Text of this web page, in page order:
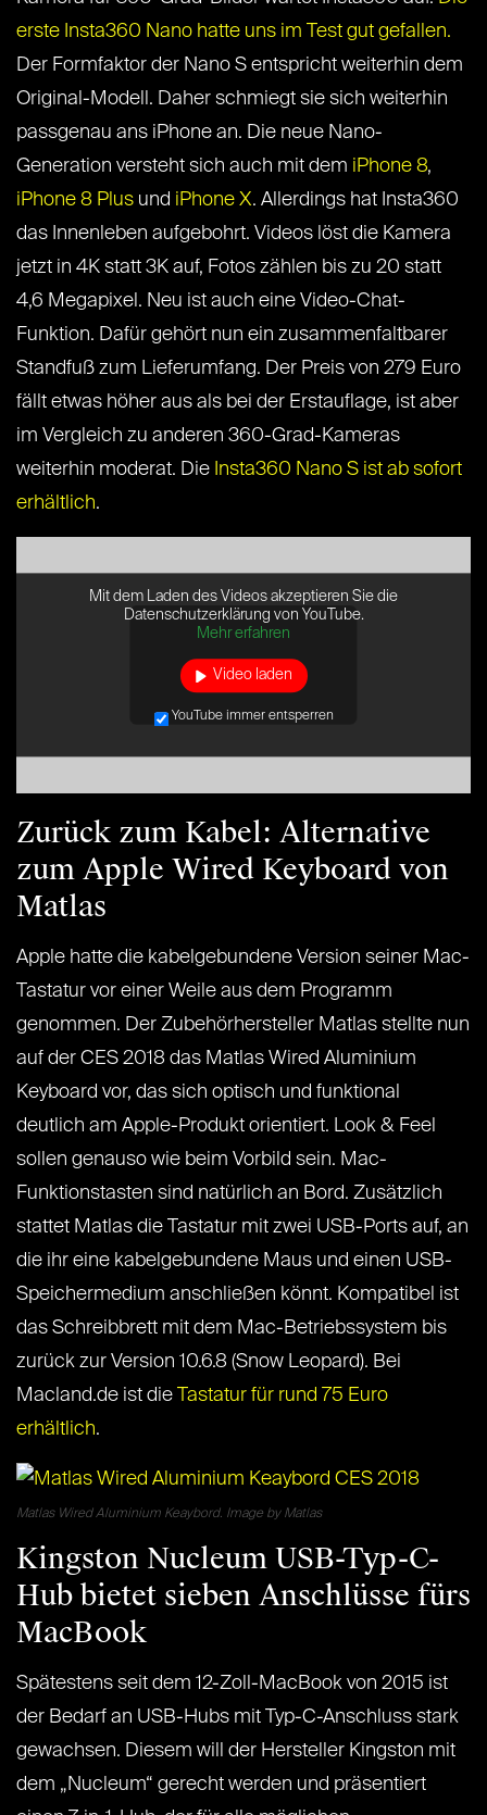
erste Insta360 Nano hatte uns im Test gut gefallen.
Der Formfaktor der Nano S entspricht weiterhin dem
Original-Modell. Daher schmiegt sie sich weiterhin
passgenau ans iPhone an. Die neue Nano-
Generation versteht sich auch mit dem iPhone 8,
iPhone 8 Plus und iPhone X. Allerdings hat Insta360
das Innenleben aufgebohrt. Videos löst die Kamera
jetzt in 4K statt 3K auf, Fotos zählen bis zu 20 statt
4,6 Megapixel. Neu ist auch eine Video-Chat-
Funktion. Dafür gehört nun ein zusammenfaltbarer
Standfuß zum Lieferumfang. Der Preis von 279 Euro
fällt etwas höher aus als bei der Erstauflage, ist aber
im Vergleich zu anderen 360-Grad-Kameras
weiterhin moderat. Die Insta360 Nano S ist ab sofort
erhältlich.
Mit dem Laden des Videos akzeptieren Sie die
Datenschutzerklärung von YouTube.
Mehr erfahren
Video laden
YouTube immer entsperren
Zurück zum Kabel: Alternative
zum Apple Wired Keyboard von
Matlas
Apple hatte die kabelgebundene Version seiner Mac-
Tastatur vor einer Weile aus dem Programm
genommen. Der Zubehörhersteller Matlas stellte nun
auf der CES 2018 das Matlas Wired Aluminium
Keyboard vor, das sich optisch und funktional
deutlich am Apple-Produkt orientiert. Look & Feel
sollen genauso wie beim Vorbild sein. Mac-
Funktionstasten sind natürlich an Bord. Zusätzlich
stattet Matlas die Tastatur mit zwei USB-Ports auf, an
die ihr eine kabelgebundene Maus und einen USB-
Speichermedium anschließen könnt. Kompatibel ist
das Schreibbrett mit dem Mac-Betriebssystem bis
zurück zur Version 10.6.8 (Snow Leopard). Bei
Macland.de ist die Tastatur für rund 75 Euro
erhältlich.
Matlas Wired Aluminium Keaybord. Image by Matlas
Kingston Nucleum USB-Typ-C-
Hub bietet sieben Anschlüsse fürs
MacBook
Spätestens seit dem 12-Zoll-MacBook von 2015 ist
der Bedarf an USB-Hubs mit Typ-C-Anschluss stark
gewachsen. Diesem will der Hersteller Kingston mit
dem „Nucleum“ gerecht werden und präsentiert